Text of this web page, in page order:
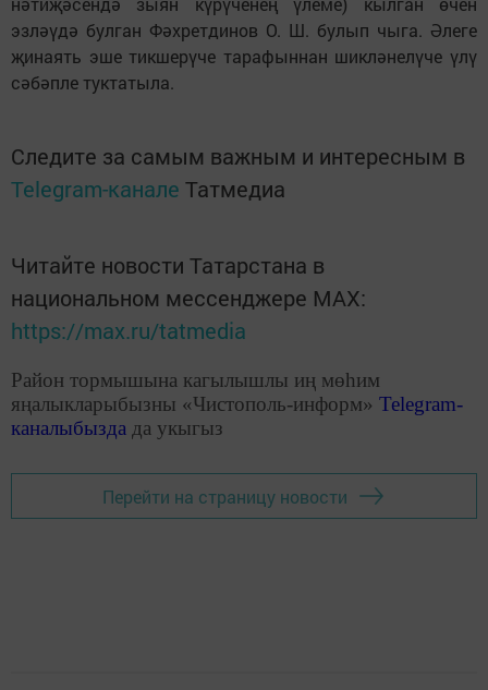
эзләүдә булган Фәхретдинов О. Ш. булып чыга. Әлеге
җинаять эше тикшерүче тарафыннан шикләнелүче үлү
сәбәпле туктатыла.
Следите за самым важным и интересным в
Telegram-канале Татмедиа
Читайте новости Татарстана в
национальном мессенджере MАХ:
https://max.ru/tatmedia
Район тормышына кагылышлы иң мөһим
яңалыкларыбызны «Чистополь-информ» Telegram-
каналыбызда да укыгыз
Перейти на страницу новости